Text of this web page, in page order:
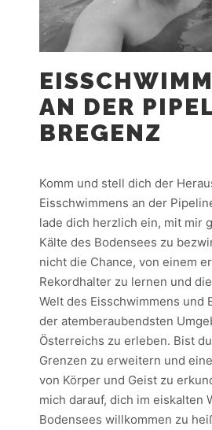
AN DER
BREGENZ
Komm und stell dich der
Eisschwimmens an der
lade dich herzlich ein, mit mir
Kälte des Bodensees zu
nicht die Chance, von einem
Rekordhalter zu lernen und
Welt des Eisschwimmens und
der atemberaubendsten
Österreichs zu erleben. Bist
Grenzen zu erweitern und
von Körper und Geist zu
mich darauf, dich im eiskalten
Bodensees willkommen zu